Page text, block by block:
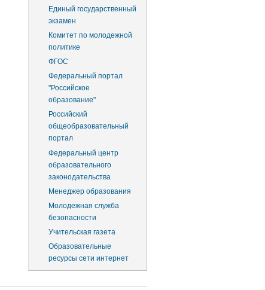
Единый государственный
экзамен
Комитет по молодежной
политике
ФГОС
Федеральный портал
"Российское
образование"
Российский
общеобразовательный
портал
Федеральный центр
образовательного
законодательства
Менеджер образования
Молодежная служба
безопасности
Учительская газета
Образовательные
ресурсы сети интернет